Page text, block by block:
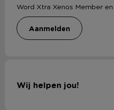
Word Xtra Xenos Member
aanmelden
Wij helpen jou!